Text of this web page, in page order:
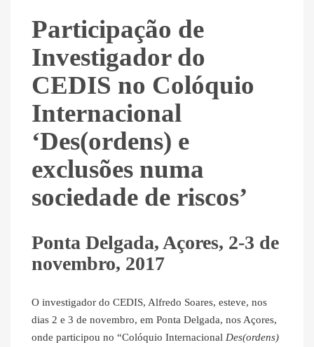
Participação de
Investigador do
CEDIS no Colóquio
Internacional
‘Des(ordens) e
exclusões numa
sociedade de riscos’
Ponta Delgada, Açores, 2-3 de
novembro, 2017
O investigador do CEDIS, Alfredo Soares, esteve, nos
dias 2 e 3 de novembro, em Ponta Delgada, nos Açores,
onde participou no “Colóquio Internacional Des(ordens)